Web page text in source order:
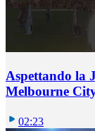
Aspettando la
Melbourne
02:23